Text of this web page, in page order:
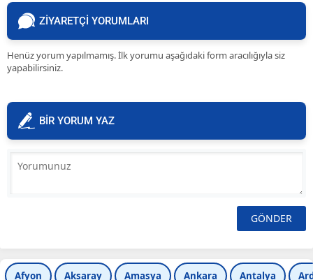
ZİYARETÇİ YORUMLARI
Henüz yorum yapılmamış. İlk yorumu aşağıdaki form aracılığıyla siz
yapabilirsiniz.
BİR YORUM YAZ
Afyon Aksaray Amasya Ankara Antalya